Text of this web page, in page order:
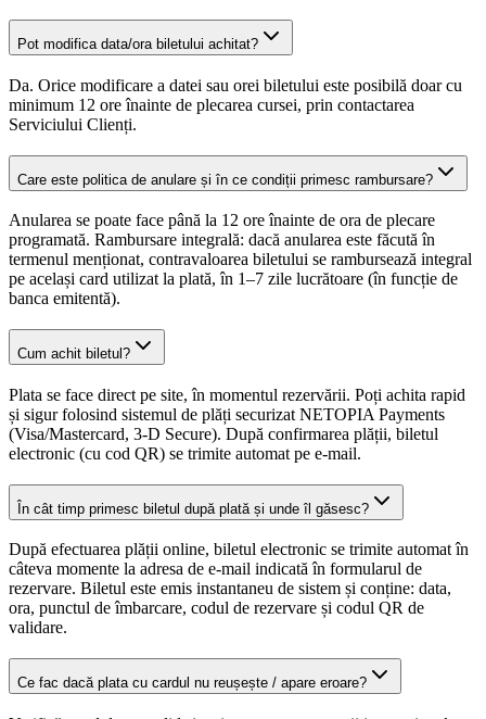
Pot modifica data/ora biletului achitat?
Da. Orice modificare a datei sau orei biletului este posibilă doar cu
minimum 12 ore înainte de plecarea cursei, prin contactarea
Serviciului Clienți.
Care este politica de anulare și în ce condiții primesc rambursare?
Anularea se poate face până la 12 ore înainte de ora de plecare
programată. Rambursare integrală: dacă anularea este făcută în
termenul menționat, contravaloarea biletului se rambursează integral
pe același card utilizat la plată, în 1–7 zile lucrătoare (în funcție de
banca emitentă).
Cum achit biletul?
Plata se face direct pe site, în momentul rezervării. Poți achita rapid
și sigur folosind sistemul de plăți securizat NETOPIA Payments
(Visa/Mastercard, 3-D Secure). După confirmarea plății, biletul
electronic (cu cod QR) se trimite automat pe e-mail.
În cât timp primesc biletul după plată și unde îl găsesc?
După efectuarea plății online, biletul electronic se trimite automat în
câteva momente la adresa de e-mail indicată în formularul de
rezervare. Biletul este emis instantaneu de sistem și conține: data,
ora, punctul de îmbarcare, codul de rezervare și codul QR de
validare.
Ce fac dacă plata cu cardul nu reușește / apare eroare?